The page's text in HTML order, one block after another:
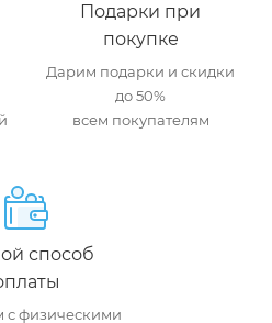
Подарки при
покупке
Дарим подарки и скидки
до 50%
всем покупателям
способ
с физическими